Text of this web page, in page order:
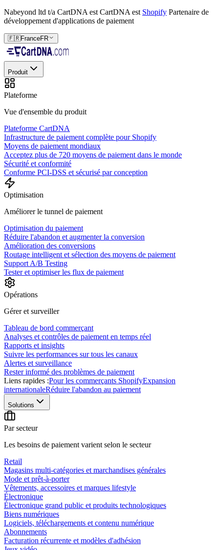
Nabeyond ltd t/a CartDNA est CartDNA est Shopify Partenaire de
développement d'applications de paiement
🇫🇷FranceFR
Produit
Plateforme
Vue d'ensemble du produit
Plateforme CartDNA
Infrastructure de paiement complète pour Shopify
Moyens de paiement mondiaux
Acceptez plus de 720 moyens de paiement dans le monde
Sécurité et conformité
Conforme PCI-DSS et sécurisé par conception
Optimisation
Améliorer le tunnel de paiement
Optimisation du paiement
Réduire l'abandon et augmenter la conversion
Amélioration des conversions
Routage intelligent et sélection des moyens de paiement
Support A/B Testing
Tester et optimiser les flux de paiement
Opérations
Gérer et surveiller
Tableau de bord commerçant
Analyses et contrôles de paiement en temps réel
Rapports et insights
Suivre les performances sur tous les canaux
Alertes et surveillance
Rester informé des problèmes de paiement
Liens rapides :Pour les commerçants ShopifyExpansion
internationaleRéduire l'abandon au paiement
Solutions
Par secteur
Les besoins de paiement varient selon le secteur
Retail
Magasins multi-catégories et marchandises générales
Mode et prêt-à-porter
Vêtements, accessoires et marques lifestyle
Électronique
Électronique grand public et produits technologiques
Biens numériques
Logiciels, téléchargements et contenu numérique
Abonnements
Facturation récurrente et modèles d'adhésion